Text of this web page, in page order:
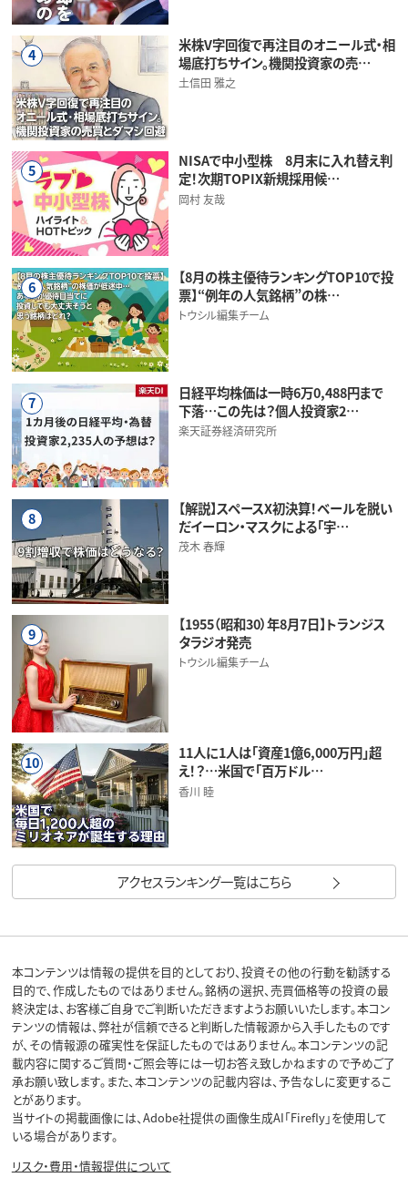
4
米株V字回復で再注目のオニール式・相
場底打ちサイン。機関投資家の売…
土信田 雅之
5
NISAで中小型株 8月末に入れ替え判
定！次期TOPIX新規採用候…
岡村 友哉
6
【8月の株主優待ランキングTOP10で投
票】“例年の人気銘柄”の株…
トウシル編集チーム
7
日経平均株価は一時6万0,488円まで
下落…この先は？個人投資家2…
楽天証券経済研究所
8
【解説】スペースX初決算！ベールを脱い
だイーロン・マスクによる「宇…
茂木 春輝
9
【1955（昭和30）年8月7日】トランジス
タラジオ発売
トウシル編集チーム
10
11人に1人は「資産1億6,000万円」超
え！？…米国で「百万ドル…
香川 睦
アクセスランキング一覧はこちら
本コンテンツは情報の提供を目的としており、投資その他の行動を勧誘する
目的で、作成したものではありません。銘柄の選択、売買価格等の投資の最
終決定は、お客様ご自身でご判断いただきますようお願いいたします。本コン
テンツの情報は、弊社が信頼できると判断した情報源から入手したものです
が、その情報源の確実性を保証したものではありません。本コンテンツの記
載内容に関するご質問・ご照会等には一切お答え致しかねますので予めご了
承お願い致します。また、本コンテンツの記載内容は、予告なしに変更するこ
とがあります。
当サイトの掲載画像には、Adobe社提供の画像生成AI「Firefly」を使用して
いる場合があります。
リスク・費用・情報提供について